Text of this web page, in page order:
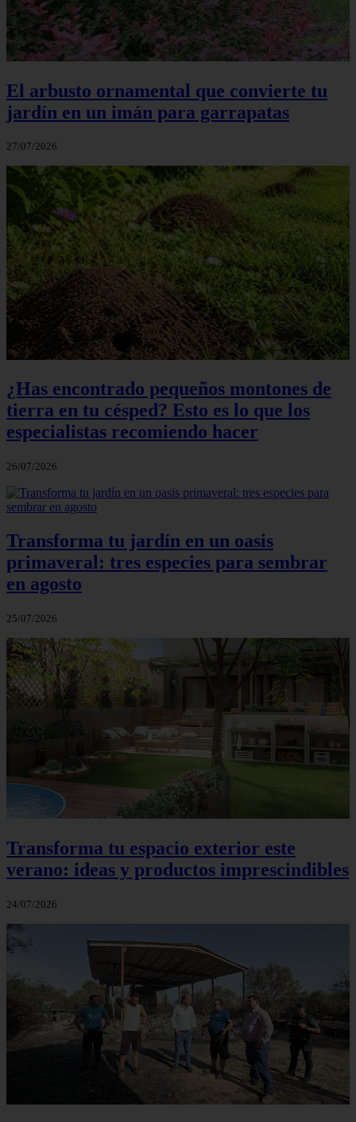
El arbusto ornamental que convierte tu
jardín en un imán para garrapatas
27/07/2026
¿Has encontrado pequeños montones de
tierra en tu césped? Esto es lo que los
especialistas recomiendo hacer
26/07/2026
Transforma tu jardín en un oasis
primaveral: tres especies para sembrar
en agosto
25/07/2026
Transforma tu espacio exterior este
verano: ideas y productos imprescindibles
24/07/2026